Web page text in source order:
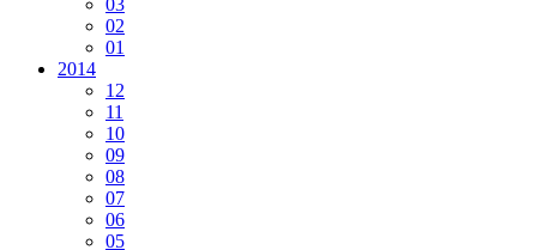
03
02
01
2014
12
11
10
09
08
07
06
05